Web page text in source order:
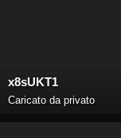
x8sUKT1
Caricato da privato